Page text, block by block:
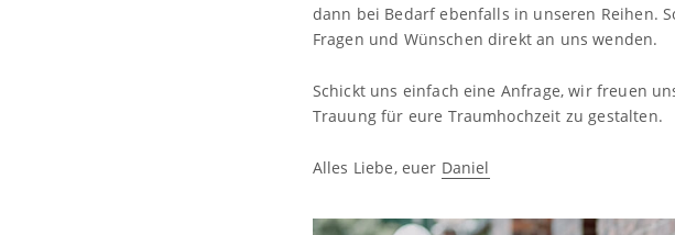
dann bei Bedarf ebenfalls in unseren Reihen.
Fragen und Wünschen direkt an uns wenden.
Schickt uns einfach eine Anfrage, wir freuen
Trauung für eure Traumhochzeit zu gestalten.
Alles Liebe, euer Daniel